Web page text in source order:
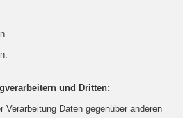
und Dritten:
Verarbeitung Daten gegenüber anderen